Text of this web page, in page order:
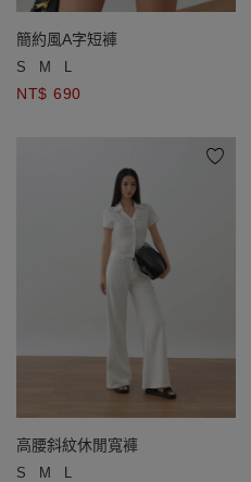
簡約風A字短褲
S M L
NT$ 690
高腰斜紋休閒寬褲
S M L